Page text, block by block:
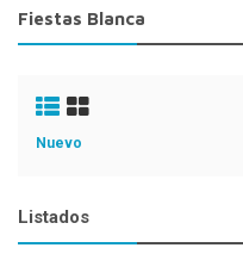
Fiestas Blanca
Nuevo
Listados